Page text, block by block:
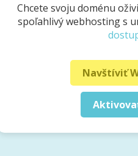
Chcete svoju doménu
spoľahlivý webhosting s
Navštíviť